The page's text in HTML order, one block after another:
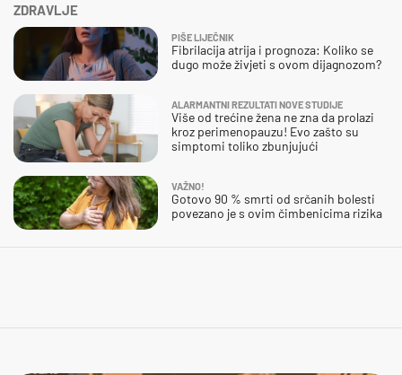
ZDRAVLJE
PIŠE LIJEČNIK
Fibrilacija atrija i prognoza: Koliko se
dugo može živjeti s ovom dijagnozom?
ALARMANTNI REZULTATI NOVE STUDIJE
Više od trećine žena ne zna da prolazi
kroz perimenopauzu! Evo zašto su
simptomi toliko zbunjujući
VAŽNO!
Gotovo 90 % smrti od srčanih bolesti
povezano je s ovim čimbenicima rizika